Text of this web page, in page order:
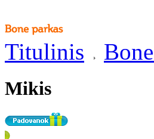
Titulinis
Mikis